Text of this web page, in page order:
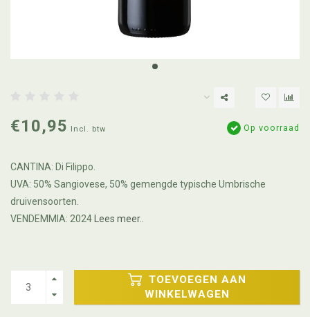
€10,95 Incl. btw Op voorraad
CANTINA: Di Filippo.
UVA: 50% Sangiovese, 50% gemengde typische Umbrische
druivensoorten.
VENDEMMIA: 2024 Lees meer..
TOEVOEGEN AAN
WINKELWAGEN